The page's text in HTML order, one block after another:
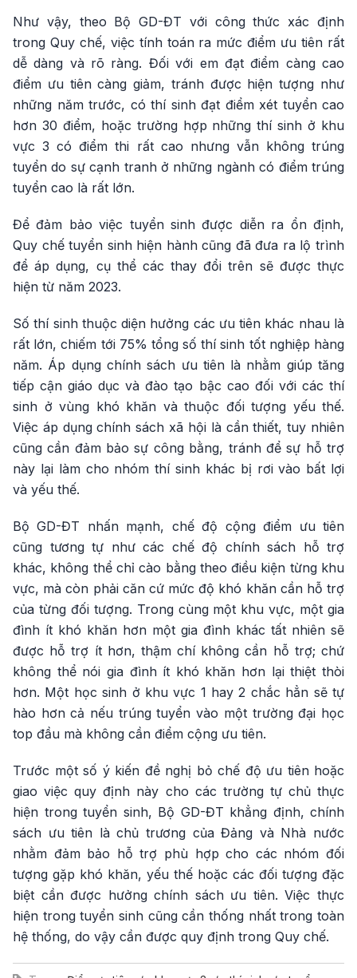
Như vậy, theo Bộ GD-ĐT với công thức xác định
trong Quy chế, việc tính toán ra mức điểm ưu tiên rất
dễ dàng và rõ ràng. Đối với em đạt điểm càng cao
điểm ưu tiên càng giảm, tránh được hiện tượng như
những năm trước, có thí sinh đạt điểm xét tuyển cao
hơn 30 điểm, hoặc trường hợp những thí sinh ở khu
vực 3 có điểm thi rất cao nhưng vẫn không trúng
tuyển do sự cạnh tranh ở những ngành có điểm trúng
tuyển cao là rất lớn.
Để đảm bảo việc tuyển sinh được diễn ra ổn định,
Quy chế tuyển sinh hiện hành cũng đã đưa ra lộ trình
để áp dụng, cụ thể các thay đổi trên sẽ được thực
hiện từ năm 2023.
Số thí sinh thuộc diện hưởng các ưu tiên khác nhau là
rất lớn, chiếm tới 75% tổng số thí sinh tốt nghiệp hàng
năm. Áp dụng chính sách ưu tiên là nhằm giúp tăng
tiếp cận giáo dục và đào tạo bậc cao đối với các thí
sinh ở vùng khó khăn và thuộc đối tượng yếu thế.
Việc áp dụng chính sách xã hội là cần thiết, tuy nhiên
cũng cần đảm bảo sự công bằng, tránh để sự hỗ trợ
này lại làm cho nhóm thí sinh khác bị rơi vào bất lợi
và yếu thế.
Bộ GD-ĐT nhấn mạnh, chế độ cộng điểm ưu tiên
cũng tương tự như các chế độ chính sách hỗ trợ
khác, không thể chỉ cào bằng theo điều kiện từng khu
vực, mà còn phải căn cứ mức độ khó khăn cần hỗ trợ
của từng đối tượng. Trong cùng một khu vực, một gia
đình ít khó khăn hơn một gia đình khác tất nhiên sẽ
được hỗ trợ ít hơn, thậm chí không cần hỗ trợ; chứ
không thể nói gia đình ít khó khăn hơn lại thiệt thòi
hơn. Một học sinh ở khu vực 1 hay 2 chắc hẳn sẽ tự
hào hơn cả nếu trúng tuyển vào một trường đại học
top đầu mà không cần điểm cộng ưu tiên.
Trước một số ý kiến đề nghị bỏ chế độ ưu tiên hoặc
giao việc quy định này cho các trường tự chủ thực
hiện trong tuyển sinh, Bộ GD-ĐT khẳng định, chính
sách ưu tiên là chủ trương của Đảng và Nhà nước
nhằm đảm bảo hỗ trợ phù hợp cho các nhóm đối
tượng gặp khó khăn, yếu thế hoặc các đối tượng đặc
biệt cần được hưởng chính sách ưu tiên. Việc thực
hiện trong tuyển sinh cũng cần thống nhất trong toàn
hệ thống, do vậy cần được quy định trong Quy chế.